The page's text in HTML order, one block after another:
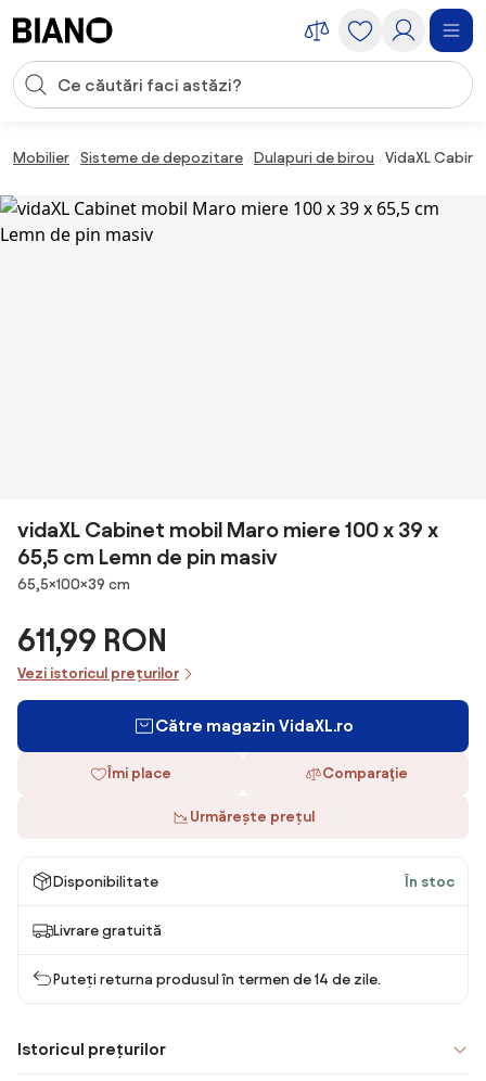
Introducerea căutării
Mobilier Sisteme de depozitare Dulapuri de birou VidaXL
vidaXL Cabinet mobil Maro miere 100 x 39 x
65,5 cm Lemn de pin masiv
Dimensiuni
65,5×100×39 cm
611,99 RON
Vezi istoricul prețurilor
Către magazin VidaXL.ro
Îmi place Comparaţie
Urmărește prețul
Disponibilitate În stoc
Livrare gratuită
Puteți returna produsul în termen de 14 de zile.
Istoricul prețurilor